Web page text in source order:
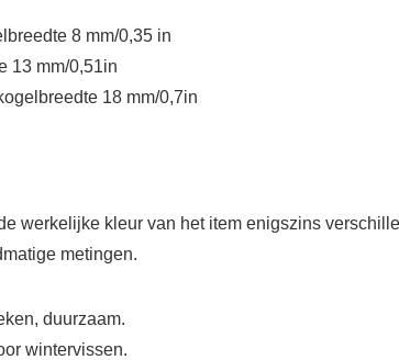
8 mm/0,35 in
13 mm/0,51in
18 mm/0,7in
werkelijke kleur van het item enigszins
metingen.
duurzaam.
wintervissen.